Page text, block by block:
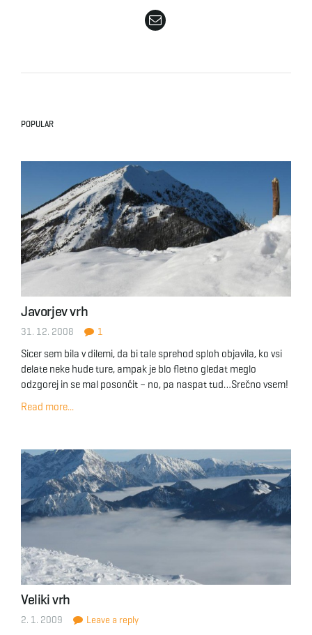
n
i
i
POPULAR
Javorjev vrh
31. 12. 2008 1
Sicer sem bila v dilemi, da bi tale sprehod sploh objavila, ko vsi
delate neke hude ture, ampak je blo fletno gledat meglo
odzgorej in se mal posončit – no, pa naspat tud…Srečno vsem!
Read more...
Veliki vrh
2. 1. 2009 Leave a reply